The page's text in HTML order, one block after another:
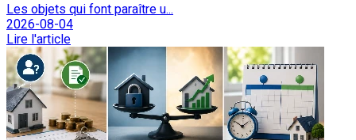
Les objets qui font paraître u...
2026-08-04
Lire l'article